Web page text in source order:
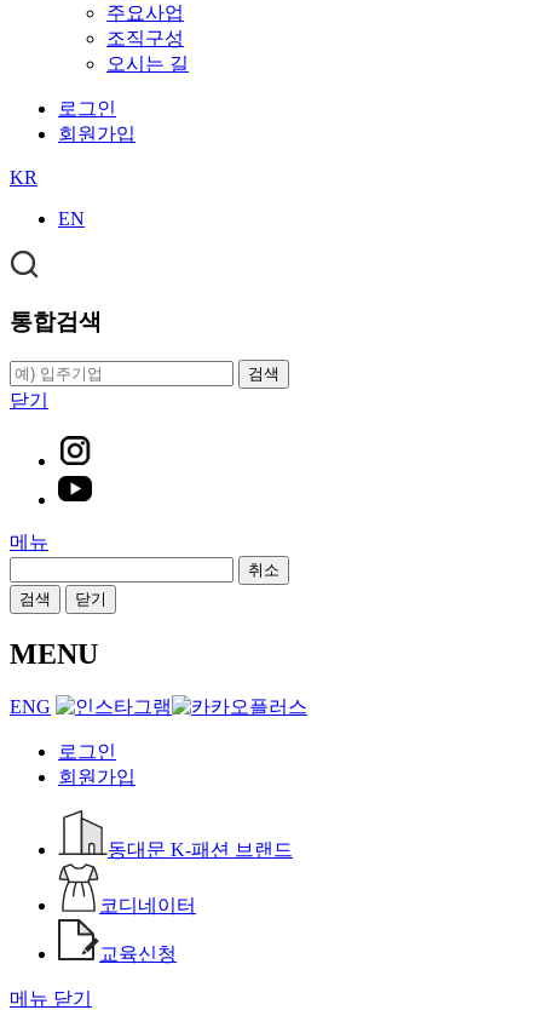
주요사업
조직구성
오시는 길
로그인
회원가입
KR
EN
통합검색
검색
닫기
메뉴
취소
검색
닫기
MENU
ENG
로그인
회원가입
동대문 K-패션 브랜드
코디네이터
교육신청
메뉴 닫기